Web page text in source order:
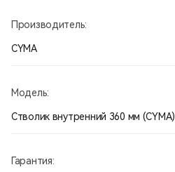
Производитель:
CYMA
Модель:
Стволик внутренний 360 мм (CYMA)
Гарантия: